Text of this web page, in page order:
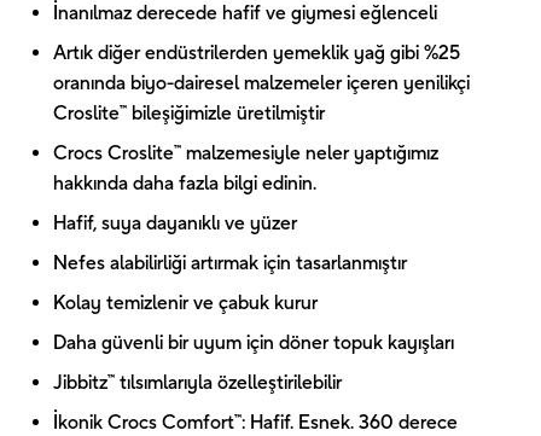
İnanılmaz derecede hafif ve giymesi eğlenceli
Artık diğer endüstrilerden yemeklik yağ gibi %25
oranında biyo-dairesel malzemeler içeren yenilikçi
Croslite™ bileşiğimizle üretilmiştir
Crocs Croslite™ malzemesiyle neler yaptığımız
hakkında daha fazla bilgi edinin.
Hafif, suya dayanıklı ve yüzer
Nefes alabilirliği artırmak için tasarlanmıştır
Kolay temizlenir ve çabuk kurur
Daha güvenli bir uyum için döner topuk kayışları
Jibbitz™ tılsımlarıyla özelleştirilebilir
İkonik Crocs Comfort™: Hafif. Esnek. 360 derece